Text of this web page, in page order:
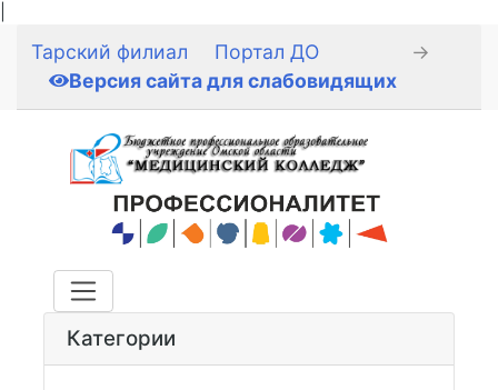
Тарский филиал Портал ДО
→
Версия сайта для слабовидящих
Категории